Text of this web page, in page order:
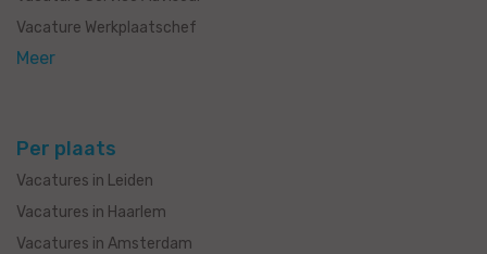
Vacature Werkplaatschef
Meer
Per plaats
Vacatures in Leiden
Vacatures in Haarlem
Vacatures in Amsterdam